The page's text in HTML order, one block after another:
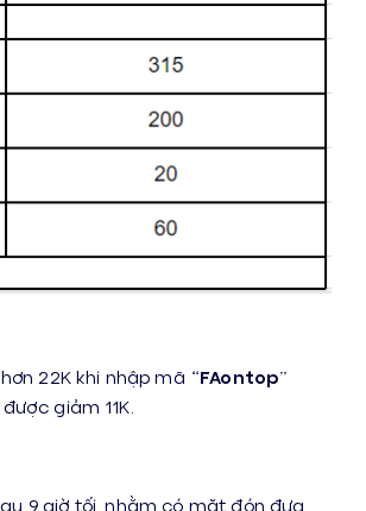
22K khi nhập mã “FAontop”
giảm 11K.
9 giờ tối, nhằm có mặt đón đưa